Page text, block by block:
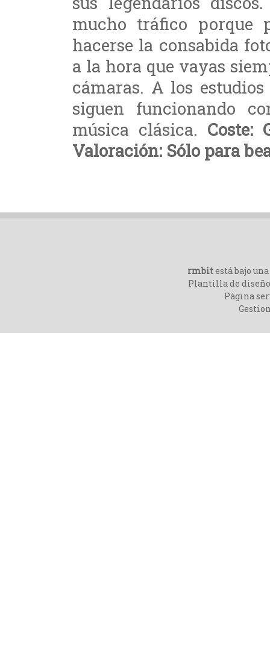
mucho tráfico porque
hacerse la consabida
a la hora que vayas
cámaras. A los
siguen funcionando
música clásica. Coste:
Valoración: Sólo para
rmbitestá bajo una
Plantilla de
Página